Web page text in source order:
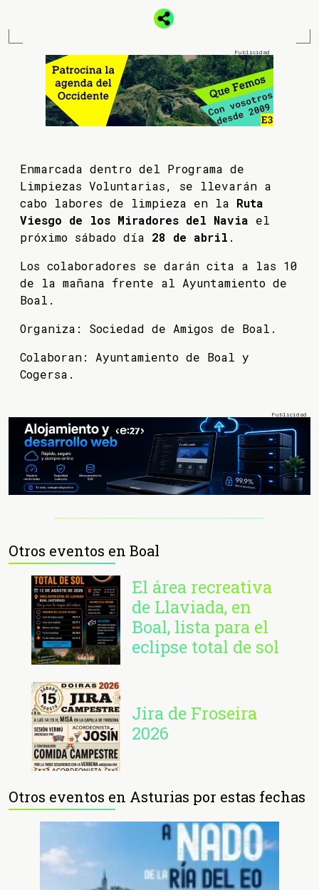
Enmarcada dentro del Programa de
Limpiezas Voluntarias, se llevarán a
cabo labores de limpieza en la Ruta
Viesgo de los Miradores del Navia el
próximo sábado día 28 de abril .
Los colaboradores se darán cita a las 10
de la mañana frente al Ayuntamiento de
Boal.
Organiza: Sociedad de Amigos de Boal.
Colaboran: Ayuntamiento de Boal y
Cogersa.
Otros eventos en Boal
El área recreativa
de Llaviada, en
Boal, lista para el
eclipse total de sol
Jira de Froseira
2026
Otros eventos en Asturias por estas fechas